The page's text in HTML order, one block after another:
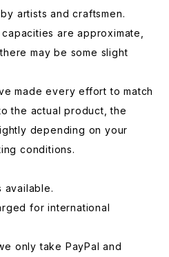
artists and craftsmen.
are approximate,
may be some slight
made every effort to match
the actual product, the
depending on your
conditions.
available.
for international
only take PayPal and